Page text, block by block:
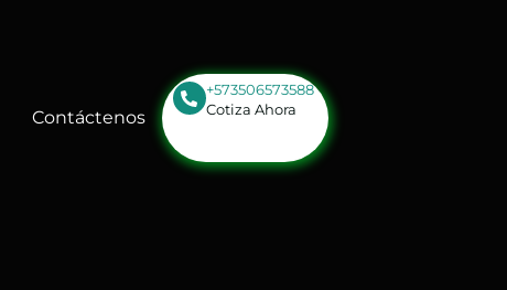
Contáctenos
+573506573588
Cotiza Ahora